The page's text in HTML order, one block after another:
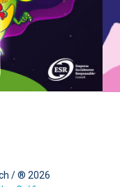
/ ® 2026